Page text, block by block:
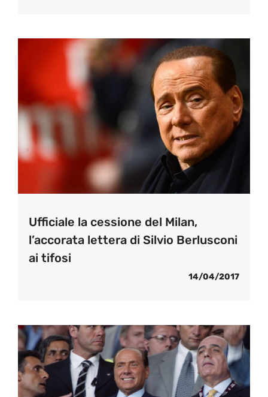
Ufficiale la cessione del Milan,
l’accorata lettera di Silvio Berlusconi
ai tifosi
14/04/2017